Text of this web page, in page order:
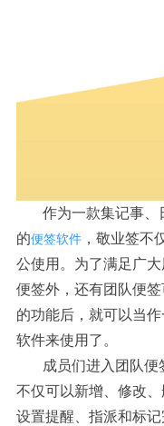
作为一款集记事、
的便签软件，敬业签不
公使用。为了满足广
便签外，还有团队便
的功能后，就可以当
软件来使用了。
成员们进入团队
不仅可以新增、修改
设置提醒、指派和标